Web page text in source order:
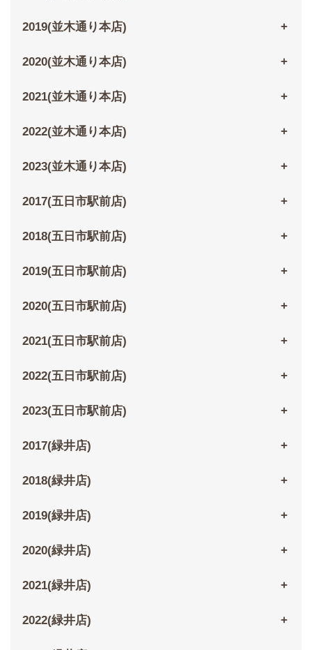
2019(並木通り本店)
2020(並木通り本店)
2021(並木通り本店)
2022(並木通り本店)
2023(並木通り本店)
2017(五日市駅前店)
2018(五日市駅前店)
2019(五日市駅前店)
2020(五日市駅前店)
2021(五日市駅前店)
2022(五日市駅前店)
2023(五日市駅前店)
2017(緑井店)
2018(緑井店)
2019(緑井店)
2020(緑井店)
2021(緑井店)
2022(緑井店)